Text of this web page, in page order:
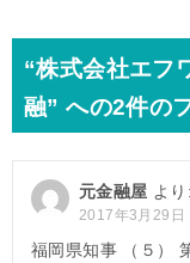
ビ
ゲ
シ
ョ
“株式会社エフ
融” への2件の
元金融屋 より:
2017年3月29日
福岡県知事 （５）